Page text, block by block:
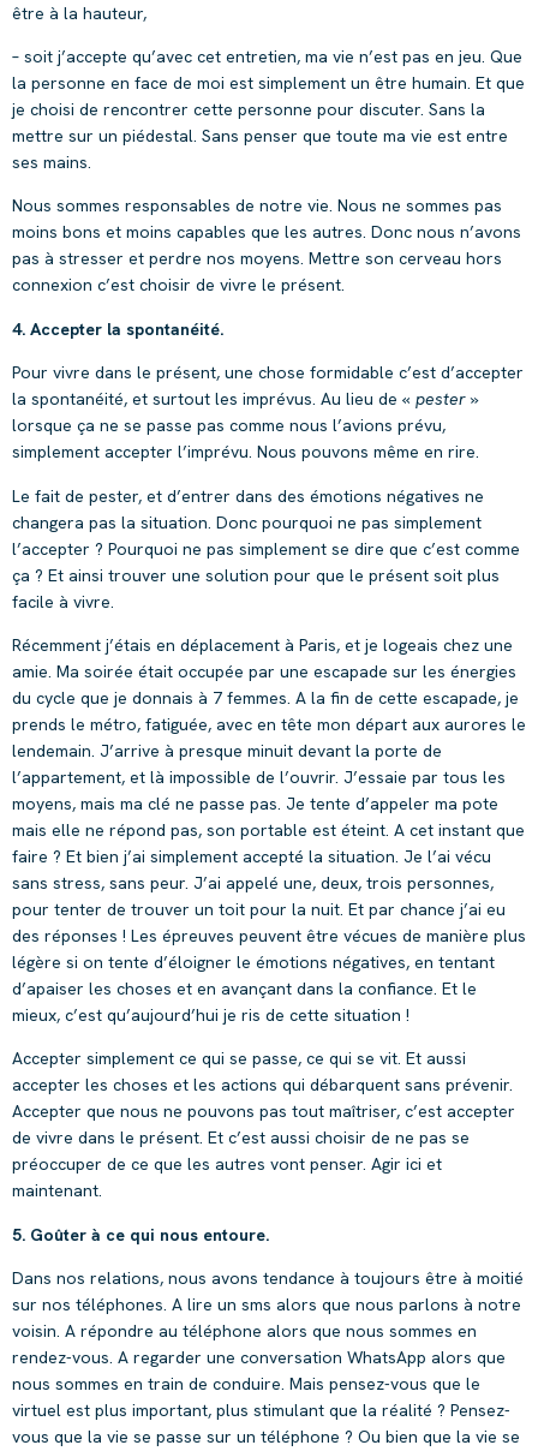
être à la hauteur,
– soit j’accepte qu’avec cet entretien, ma vie n’est pas en jeu. Que
la personne en face de moi est simplement un être humain. Et que
je choisi de rencontrer cette personne pour discuter. Sans la
mettre sur un piédestal. Sans penser que toute ma vie est entre
ses mains.
Nous sommes responsables de notre vie. Nous ne sommes pas
moins bons et moins capables que les autres. Donc nous n’avons
pas à stresser et perdre nos moyens. Mettre son cerveau hors
connexion c’est choisir de vivre le présent.
4. Accepter la spontanéité.
Pour vivre dans le présent, une chose formidable c’est d’accepter
la spontanéité, et surtout les imprévus. Au lieu de « pester »
lorsque ça ne se passe pas comme nous l’avions prévu,
simplement accepter l’imprévu. Nous pouvons même en rire.
Le fait de pester, et d’entrer dans des émotions négatives ne
changera pas la situation. Donc pourquoi ne pas simplement
l’accepter ? Pourquoi ne pas simplement se dire que c’est comme
ça ? Et ainsi trouver une solution pour que le présent soit plus
facile à vivre.
Récemment j’étais en déplacement à Paris, et je logeais chez une
amie. Ma soirée était occupée par une escapade sur les énergies
du cycle que je donnais à 7 femmes. A la fin de cette escapade, je
prends le métro, fatiguée, avec en tête mon départ aux aurores le
lendemain. J’arrive à presque minuit devant la porte de
l’appartement, et là impossible de l’ouvrir. J’essaie par tous les
moyens, mais ma clé ne passe pas. Je tente d’appeler ma pote
mais elle ne répond pas, son portable est éteint. A cet instant que
faire ? Et bien j’ai simplement accepté la situation. Je l’ai vécu
sans stress, sans peur. J’ai appelé une, deux, trois personnes,
pour tenter de trouver un toit pour la nuit. Et par chance j’ai eu
des réponses ! Les épreuves peuvent être vécues de manière plus
légère si on tente d’éloigner le émotions négatives, en tentant
d’apaiser les choses et en avançant dans la confiance. Et le
mieux, c’est qu’aujourd’hui je ris de cette situation !
Accepter simplement ce qui se passe, ce qui se vit. Et aussi
accepter les choses et les actions qui débarquent sans prévenir.
Accepter que nous ne pouvons pas tout maîtriser, c’est accepter
de vivre dans le présent. Et c’est aussi choisir de ne pas se
préoccuper de ce que les autres vont penser. Agir ici et
maintenant.
5. Goûter à ce qui nous entoure.
Dans nos relations, nous avons tendance à toujours être à moitié
sur nos téléphones. A lire un sms alors que nous parlons à notre
voisin. A répondre au téléphone alors que nous sommes en
rendez-vous. A regarder une conversation WhatsApp alors que
nous sommes en train de conduire. Mais pensez-vous que le
virtuel est plus important, plus stimulant que la réalité ? Pensez-
vous que la vie se passe sur un téléphone ? Ou bien que la vie se